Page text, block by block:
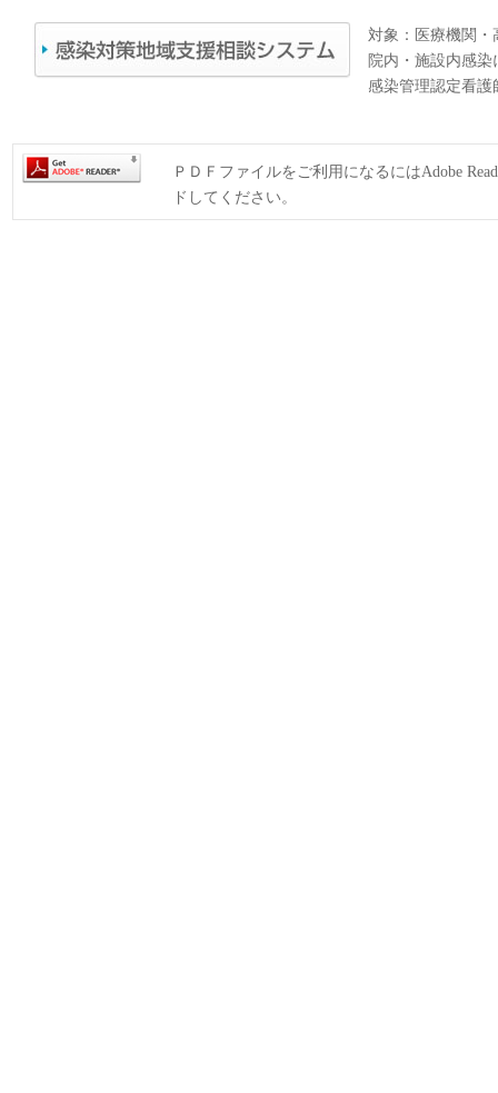
対象：医療機関・
院内・施設内感
感染管理認定看
ＰＤＦファイルをご利用になるにはAdobe
ドしてください。